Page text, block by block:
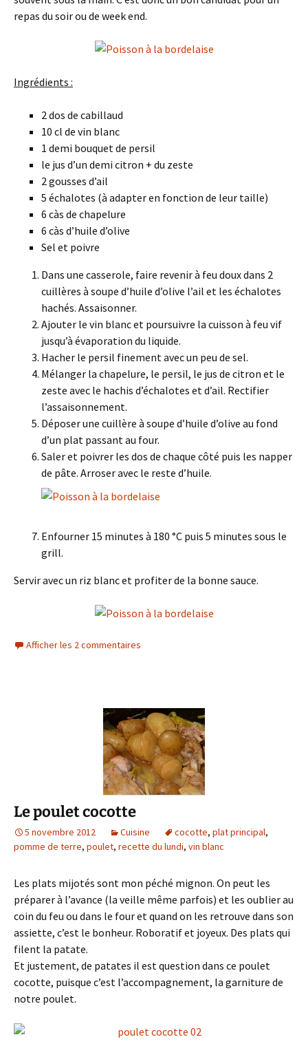
repas du soir ou de week end.
Ingrédients :
2 dos de cabillaud
10 cl de vin blanc
1 demi bouquet de persil
le jus d’un demi citron + du zeste
2 gousses d’ail
5 échalotes (à adapter en fonction de leur taille)
6 càs de chapelure
6 càs d’huile d’olive
Sel et poivre
Dans une casserole, faire revenir à feu doux dans 2
cuillères à soupe d’huile d’olive l’ail et les échalotes
hachés. Assaisonner.
Ajouter le vin blanc et poursuivre la cuisson à feu vif
jusqu’à évaporation du liquide.
Hacher le persil finement avec un peu de sel.
Mélanger la chapelure, le persil, le jus de citron et le
zeste avec le hachis d’échalotes et d’ail. Rectifier
l’assaisonnement.
Déposer une cuillère à soupe d’huile d’olive au fond
d’un plat passant au four.
Saler et poivrer les dos de chaque côté puis les napper
de pâte. Arroser avec le reste d’huile.
Enfourner 15 minutes à 180 °C puis 5 minutes sous le
grill.
Servir avec un riz blanc et profiter de la bonne sauce.
Afficher les 2 commentaires
Le poulet cocotte
5 novembre 2012 Cuisine cocotte, plat principal,
pomme de terre, poulet, recette du lundi, vin blanc
Les plats mijotés sont mon péché mignon. On peut les
préparer à l’avance (la veille même parfois) et les oublier au
coin du feu ou dans le four et quand on les retrouve dans son
assiette, c’est le bonheur. Roboratif et joyeux. Des plats qui
filent la patate.
Et justement, de patates il est question dans ce poulet
cocotte, puisque c’est l’accompagnement, la garniture de
notre poulet.